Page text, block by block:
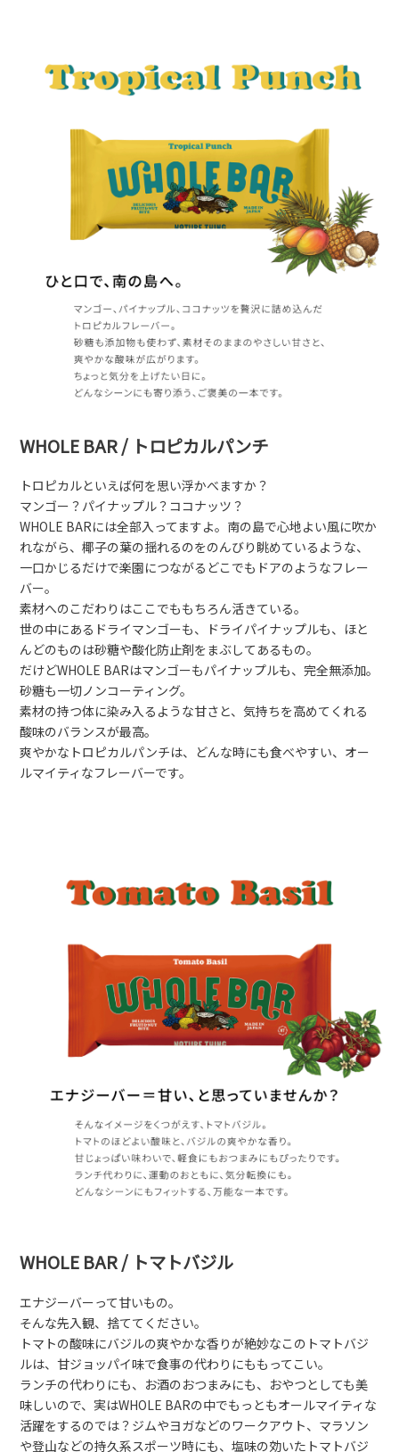
WHOLE BAR / トロピカルパンチ
トロピカルといえば何を思い浮かべますか？
マンゴー？パイナップル？ココナッツ？
WHOLE BARには全部入ってますよ。南の島で心地よい風に吹か
れながら、椰子の葉の揺れるのをのんびり眺めているような、
一口かじるだけで楽園につながるどこでもドアのようなフレー
バー。
素材へのこだわりはここでももちろん活きている。
世の中にあるドライマンゴーも、ドライパイナップルも、ほと
んどのものは砂糖や酸化防止剤をまぶしてあるもの。
だけどWHOLE BARはマンゴーもパイナップルも、完全無添加。
砂糖も一切ノンコーティング。
素材の持つ体に染み入るような甘さと、気持ちを高めてくれる
酸味のバランスが最高。
爽やかなトロピカルパンチは、どんな時にも食べやすい、オー
ルマイティなフレーバーです。
WHOLE BAR / トマトバジル
エナジーバーって甘いもの。
そんな先入観、捨ててください。
トマトの酸味にバジルの爽やかな香りが絶妙なこのトマトバジ
ルは、甘ジョッパイ味で食事の代わりにももってこい。
ランチの代わりにも、お酒のおつまみにも、おやつとしても美
味しいので、実はWHOLE BARの中でもっともオールマイティな
活躍をするのでは？ジムやヨガなどのワークアウト、マラソン
や登山などの持久系スポーツ時にも、塩味の効いたトマトバジ